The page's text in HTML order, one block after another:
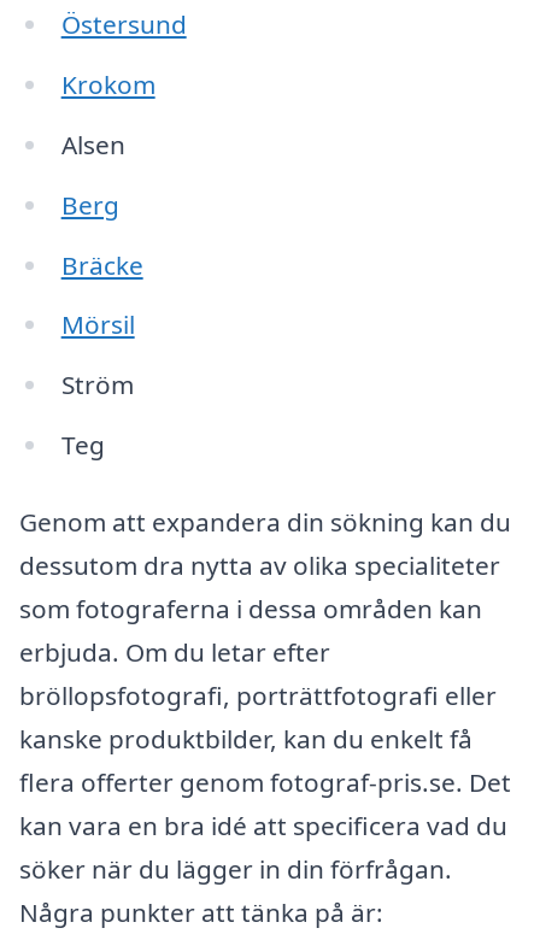
Östersund
Krokom
Alsen
Berg
Bräcke
Mörsil
Ström
Teg
Genom att expandera din sökning kan du
dessutom dra nytta av olika specialiteter
som fotograferna i dessa områden kan
erbjuda. Om du letar efter
bröllopsfotografi, porträttfotografi eller
kanske produktbilder, kan du enkelt få
flera offerter genom fotograf-pris.se. Det
kan vara en bra idé att specificera vad du
söker när du lägger in din förfrågan.
Några punkter att tänka på är: